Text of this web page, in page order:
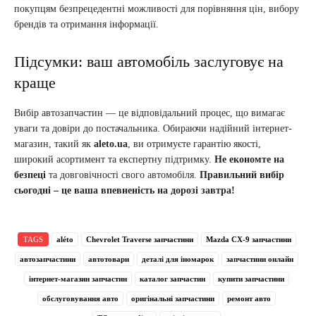
покупцям безпрецедентні можливості для порівняння цін, вибору
брендів та отримання інформації.
Підсумки: ваш автомобіль заслуговує на
краще
Вибір автозапчастин — це відповідальний процес, що вимагає
уваги та довіри до постачальника. Обираючи надійний інтернет-
магазин, такий як aleto.ua, ви отримуєте гарантію якості,
широкий асортимент та експертну підтримку. Не економте на
безпеці та довговічності свого автомобіля. Правильний вибір
сьогодні – це ваша впевненість на дорозі завтра!
TAGS aléto Chevrolet Traverse запчастини Mazda CX-9 запчастини
автозапчастини автотовари деталі для іномарок запчастини онлайн
інтернет-магазин запчастин каталог запчастин купити запчастини
обслуговування авто оригінальні запчастини ремонт авто